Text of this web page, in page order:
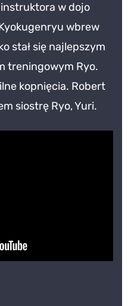
w dojo
Kyokugenryu wbrew
stał się najlepszym
treningowym Ryo.
kopnięcia. Robert
siostrę Ryo, Yuri.